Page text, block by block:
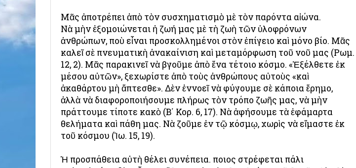
Μᾶς ἀποτρέπει ἀπὸ τὸν συσχηματισμὸ μὲ τὸν παρόντα αἰώνα.
Νὰ μὴν ἐξομοιώνεται ἡ ζωή μας μὲ τὴ ζωὴ τῶν ὑλοφρόνων
ἀνθρώπων, ποὺ εἶναι προσκολλημένοι στὸν ἐπίγειο καὶ μόνο βίο. Μᾶς
καλεῖ σὲ πνευματικὴ ἀνακαίνιση καὶ μεταμόρφωση τοῦ νοῦ μας (Ρωμ.
12, 2). Μᾶς παρακινεῖ νὰ βγοῦμε ἀπὸ ἕνα τέτοιο κόσμο. «Ἐξέλθετε ἐκ
μέσου αὐτῶν», ξεχωρίστε ἀπὸ τοὺς ἀνθρώπους αὐτοὺς «καὶ
ἀκαθάρτου μὴ ἅπτεσθε». Δὲν ἐννοεῖ νὰ φύγουμε σὲ κάποια ἔρημο,
ἀλλὰ νὰ διαφοροποιήσουμε πλήρως τὸν τρόπο ζωῆς μας, νὰ μὴν
πράττουμε τίποτε κακὸ (Β΄ Κορ. 6, 17). Νὰ ἀφήσουμε τὰ ἐφάμαρτα
θελήματα καὶ πάθη μας. Νὰ ζοῦμε ἐν τῷ κόσμῳ, χωρὶς νὰ εἴμαστε ἐκ
τοῦ κόσμου (Ἰω. 15, 19).
Ἡ προσπάθεια αὐτὴ θέλει συνέπεια. Ὅποιος στρέφεται πάλι